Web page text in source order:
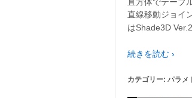
直方体でテーブ
直線移動ジョイ
はShade3D
続きを読む ›
カテゴリー: パラメ